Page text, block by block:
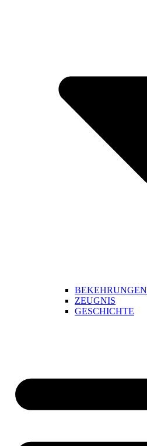
BEKEHRUNGEN
ZEUGNIS
GESCHICHTE